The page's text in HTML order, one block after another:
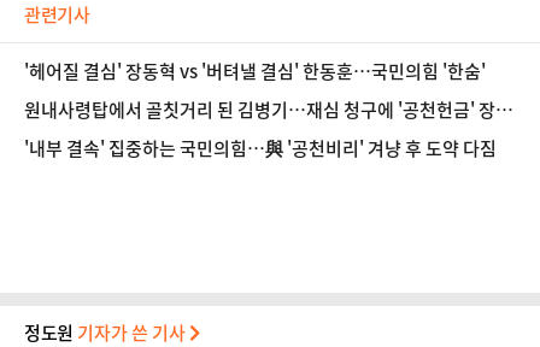
관련기사
'헤어질 결심' 장동혁 vs '버텨낼 결심' 한동훈…국민의힘 '한숨'
원내사령탑에서 골칫거리 된 김병기…재심 청구에 '공천헌금' 장기
화 조짐 [정국 기상대]
'내부 결속' 집중하는 국민의힘…與 '공천비리' 겨냥 후 도약 다짐
정도원 기자가 쓴 기사